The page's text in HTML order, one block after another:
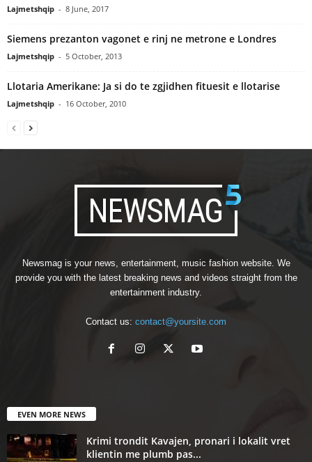
Lajmetshqip - 8 June, 2017
Siemens prezanton vagonet e rinj ne metrone e Londres
Lajmetshqip - 5 October, 2013
Llotaria Amerikane: Ja si do te zgjidhen fituesit e llotarise
Lajmetshqip - 16 October, 2010
Newsmag is your news, entertainment, music fashion website. We
provide you with the latest breaking news and videos straight from the
entertainment industry.
Contact us: contact@yoursite.com
EVEN MORE NEWS
Krimi trondit Kavajen, pronari i lokalit vret
klientin me plumb pas...